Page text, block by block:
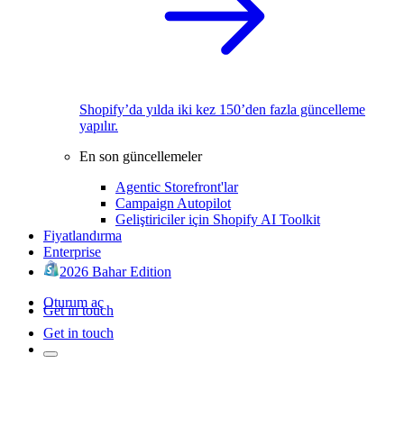
Shopify’da yılda iki kez 150’den fazla güncelleme
yapılır.
En son güncellemeler
Agentic Storefront'lar
Campaign Autopilot
Geliştiriciler için Shopify AI Toolkit
Fiyatlandırma
Enterprise
2026 Bahar Edition
Oturum aç
Get in touch
Get in touch